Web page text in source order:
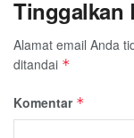
Tinggalkan
Alamat email Anda
ditandai *
Komentar *